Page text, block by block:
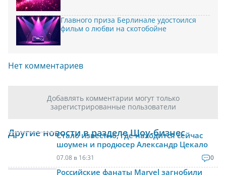
Главного приза Берлинале удостоился
фильм о любви на скотобойне
Нет комментариев
Добавлять комментарии могут только
зарегистрированные пользователи
Другие новости в разделе Шоу-бизнес
Стало известно, где находится сейчас
шоумен и продюсер Александр Цекало
07.08 в 16:31 0
Российские фанаты Marvel загнобили